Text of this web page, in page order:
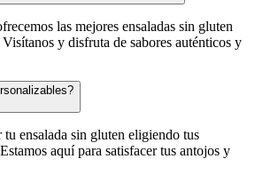
las mejores ensaladas sin gluten
y disfruta de sabores auténticos y
tu ensalada sin gluten eligiendo tus
aquí para satisfacer tus antojos y